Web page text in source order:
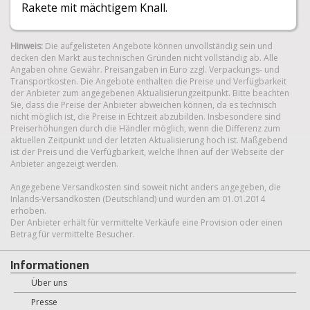
Rakete mit mächtigem Knall.
Hinweis: Die aufgelisteten Angebote können unvollständig sein und
decken den Markt aus technischen Gründen nicht vollständig ab. Alle
Angaben ohne Gewähr. Preisangaben in Euro zzgl. Verpackungs- und
Transportkosten. Die Angebote enthalten die Preise und Verfügbarkeit
der Anbieter zum angegebenen Aktualisierungzeitpunkt. Bitte beachten
Sie, dass die Preise der Anbieter abweichen können, da es technisch
nicht möglich ist, die Preise in Echtzeit abzubilden. Insbesondere sind
Preiserhöhungen durch die Händler möglich, wenn die Differenz zum
aktuellen Zeitpunkt und der letzten Aktualisierung hoch ist. Maßgebend
ist der Preis und die Verfügbarkeit, welche Ihnen auf der Webseite der
Anbieter angezeigt werden.
Angegebene Versandkosten sind soweit nicht anders angegeben, die
Inlands-Versandkosten (Deutschland) und wurden am 01.01.2014
erhoben.
Der Anbieter erhält für vermittelte Verkäufe eine Provision oder einen
Betrag für vermittelte Besucher.
Informationen
Über uns
Presse